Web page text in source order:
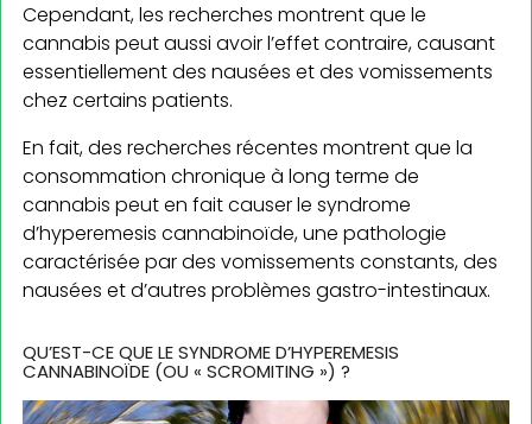
Cependant, les recherches montrent que le
cannabis peut aussi avoir l’effet contraire, causant
essentiellement des nausées et des vomissements
chez certains patients.
En fait, des recherches récentes montrent que la
consommation chronique à long terme de
cannabis peut en fait causer le syndrome
d’hyperemesis cannabinoïde, une pathologie
caractérisée par des vomissements constants, des
nausées et d’autres problèmes gastro-intestinaux.
QU’EST-CE QUE LE SYNDROME D’HYPEREMESIS
CANNABINOÏDE (OU « SCROMITING ») ?